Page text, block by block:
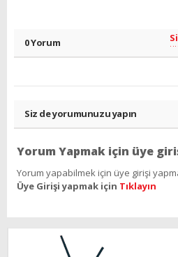
0 Yorum
Siz de yorumunuzu yapın
Yorum Yapmak için üye
Yorum yapabilmek için üye girişi
Üye Girişi yapmak için Tıklayın